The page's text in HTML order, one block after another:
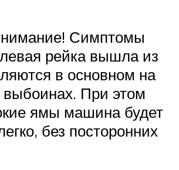
Симптомы
рейка вышла из
в основном на
При этом
ямы машина будет
без посторонних